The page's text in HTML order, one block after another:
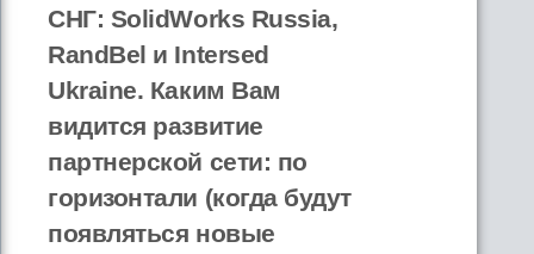
СНГ: SolidWorks Russia,
RandBel и Intersed
Ukraine. Каким Вам
видится развитие
партнерской сети: по
горизонтали (когда будут
появляться новые